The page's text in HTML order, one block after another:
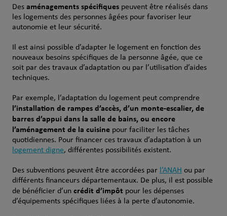
Des aménagements spécifiquespeuvent être réalisés dans
les logements des personnes âgées pour favoriser leur
autonomie et leur sécurité.
Il est ainsi possible d’adapter le logement en fonction des
nouveaux besoins spécifiques de la personne âgée, que ce
soit par des travaux d’adaptation ou par l’utilisation d’aides
techniques.
Par exemple, l’adaptation du logement peut comprendre
l’installation de rampes d’accès, d’un monte-escalier, de
barres d’appui dans la salle de bains, ou encore
l’aménagement de la cuisinepour faciliter les tâches
quotidiennes. Pour financer ces travaux d’adaptation à un
logement digne, différentes possibilités existent.
Des subventions peuvent être accordées par l’ANAH ou par
différents financeurs départementaux. De plus, il est possible
de bénéficier d’un crédit d’impôt pour les dépenses
d’équipements spécifiques liées à la perte d’autonomie.